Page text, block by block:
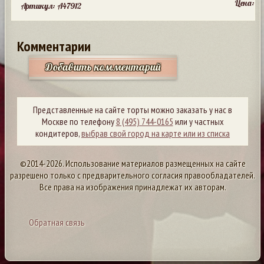
Артикул: A47912 Цена:
Комментарии
Добавить комментарий
Представленные на сайте торты можно заказать у нас в
Москве по телефону8 (495) 744-0165 или у частных
кондитеров,выбрав свой город на карте или из списка
©2014-2026. Использование материалов размещенных на сайте
разрешено только с предварительного согласия правообладателей.
Все права на изображения принадлежат их авторам.
Обратная связь